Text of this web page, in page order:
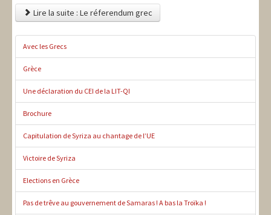
Lire la suite : Le réferendum grec
Avec les Grecs
Grèce
Une déclaration du CEI de la LIT-QI
Brochure
Capitulation de Syriza au chantage de l’UE
Victoire de Syriza
Elections en Grèce
Pas de trêve au gouvernement de Samaras ! A bas la Troïka !